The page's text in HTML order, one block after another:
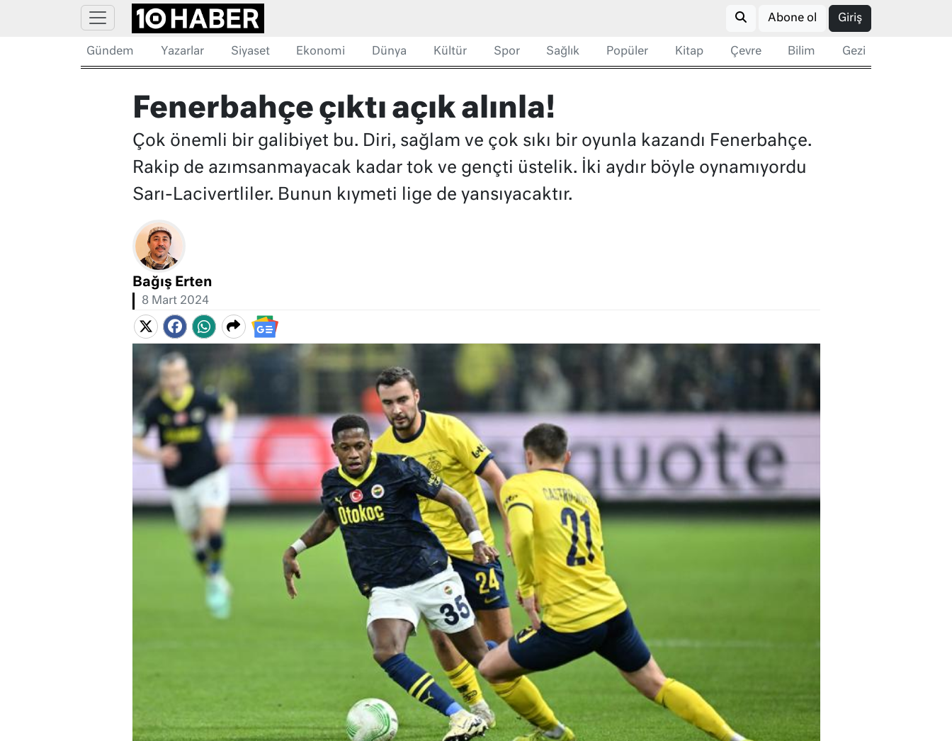
Abone ol Giriş
Gündem Yazarlar Siyaset Ekonomi Dünya Kültür Spor Sağlık Popüler Kitap Çevre Bilim Gezi
Fenerbahçe çıktı açık alınla!
Çok önemli bir galibiyet bu. Diri, sağlam ve çok sıkı bir oyunla kazandı Fenerbahçe.
Rakip de azımsanmayacak kadar tok ve gençti üstelik. İki aydır böyle oynamıyordu
Sarı-Lacivertliler. Bunun kıymeti lige de yansıyacaktır.
Bağış Erten
8 Mart 2024